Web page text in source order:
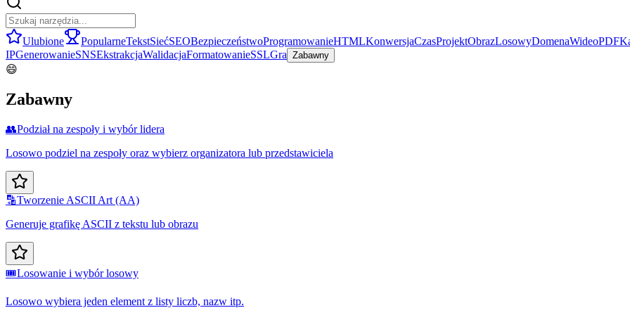
Ulubione PopularneTekstSiećSEOBezpieczeństwoProgramowanieHTMLKonwersjaCzasProjektObrazLosowyDomenaWideoPDF
IPGenerowanieSNSEkstrakcjaWalidacjaFormatowanieSSLGra Zabawny
😄
Zabawny
👥Podział na zespoły i wybór lidera
Losowo podziel na zespoły oraz wybierz organizatora lub przedstawiciela
🔡Tworzenie ASCII Art (AA)
Generuje grafikę ASCII z tekstu lub obrazu
🎟️Losowanie i wybór losowy
Losowo wybiera jeden element z listy liczb, nazw itp.